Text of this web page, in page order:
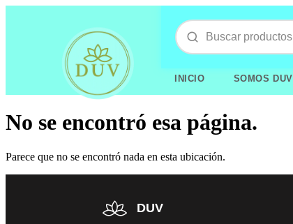
INICIO SOMOS DUV
No se encontró esa página.
Parece que no se encontró nada en esta ubicación.
DUV